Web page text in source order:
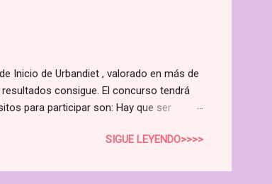
Inicio de Urbandiet , valorado en más de
consigue. El concurso tendrá
para participar son: Hay que ser
(también es válido hacerlo en otra
la que has compartido el enlace a este
SIGUE LEYENDO>>>>